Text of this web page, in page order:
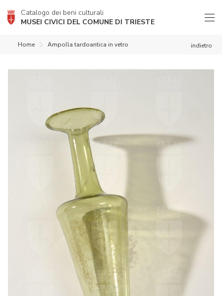
Catalogo dei beni culturali
MUSEI CIVICI DEL COMUNE DI TRIESTE
indietro
Home Ampolla tardoantica in vetro